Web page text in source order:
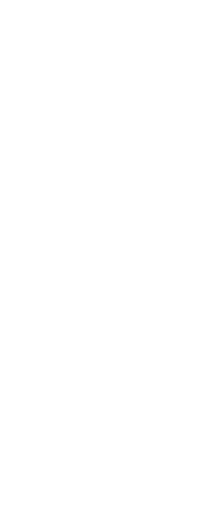
Kraftstoffe"